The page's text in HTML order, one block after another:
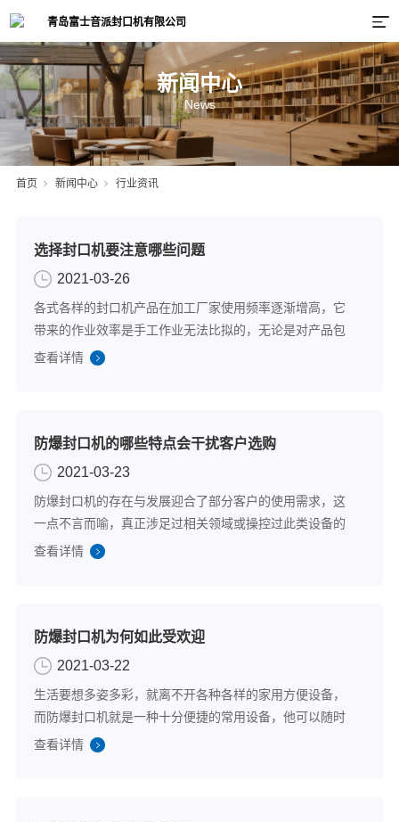
新闻中心
News
首页 新闻中心 行业资讯
选择封口机要注意哪些问题
2021-03-26
各式各样的封口机产品在加工厂家使用频率逐渐增高，它
带来的作业效率是手工作业无法比拟的，无论是对产品包
装进行紧密封口还是要充气，选择性价比合适的封口作业
查看详情
防爆封口机的哪些特点会干扰客户选购
2021-03-23
防爆封口机的存在与发展迎合了部分客户的使用需求，这
一点不言而喻，真正涉足过相关领域或操控过此类设备的
客户有发言权，能依次描述出对该类封口机的确切感受。
查看详情
防爆封口机为何如此受欢迎
2021-03-22
生活要想多姿多彩，就离不开各种各样的家用方便设备，
而防爆封口机就是一种十分便捷的常用设备，他可以随时
让我们享受原汁原味的食物，合适的防爆封口机‍可以将容
查看详情